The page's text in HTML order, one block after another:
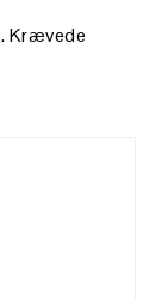
Krævede